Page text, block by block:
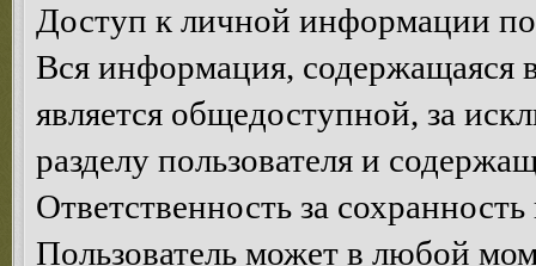
Доступ к личной информации
Вся информация, содержащаяся
является общедоступной, за
разделу пользователя и
Ответственность за
Пользователь может в любой